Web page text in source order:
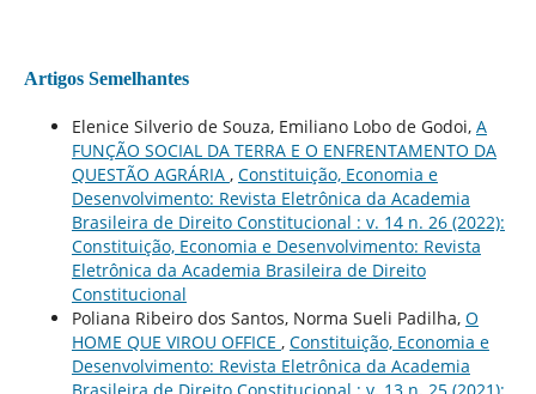
Artigos Semelhantes
Elenice Silverio de Souza, Emiliano Lobo de Godoi, A
FUNÇÃO SOCIAL DA TERRA E O ENFRENTAMENTO DA
QUESTÃO AGRÁRIA , Constituição, Economia e
Desenvolvimento: Revista Eletrônica da Academia
Brasileira de Direito Constitucional : v. 14 n. 26 (2022):
Constituição, Economia e Desenvolvimento: Revista
Eletrônica da Academia Brasileira de Direito
Constitucional
Poliana Ribeiro dos Santos, Norma Sueli Padilha, O
HOME QUE VIROU OFFICE , Constituição, Economia e
Desenvolvimento: Revista Eletrônica da Academia